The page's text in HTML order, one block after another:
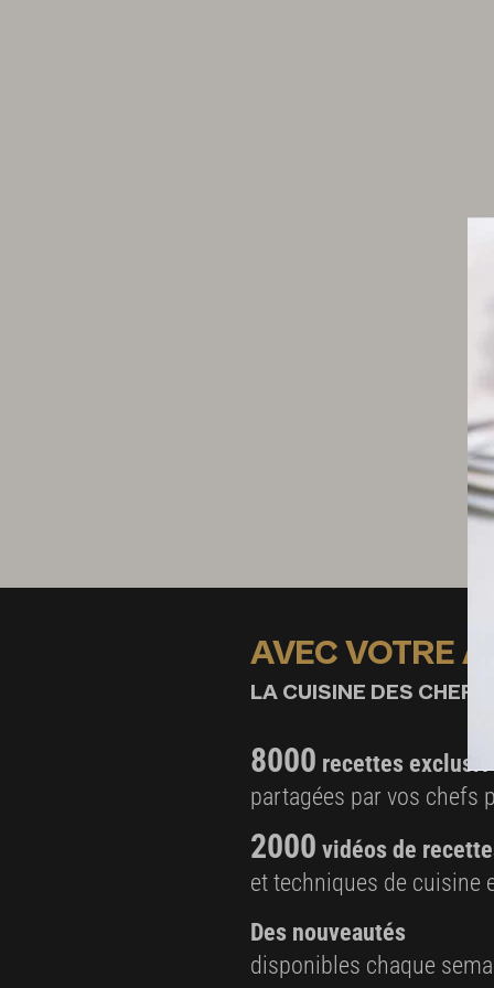
AVEC VOTRE
LA CUISINE DES
8000 recettes
partagées par vos chefs
2000 vidéos de
et techniques de cuisine
Des nouveautés
disponibles chaque